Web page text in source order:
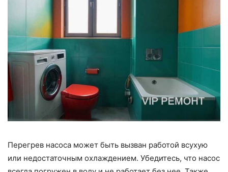
Перегрев насоса может быть вызван работой всухую
или недостаточным охлаждением. Убедитесь, что насос